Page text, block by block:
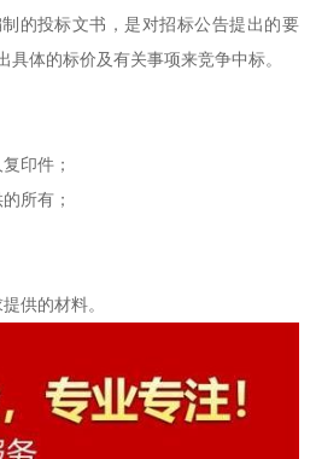
的投标文书，是对招标公告提出的要
具体的标价及有关事项来竞争中标。
印件；
所有；
供的材料。